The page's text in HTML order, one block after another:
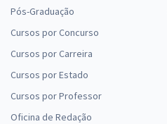
Pós-Graduação
Cursos por Concurso
Cursos por Carreira
Cursos por Estado
Cursos por Professor
Oficina de Redação